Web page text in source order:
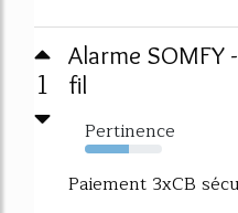
1
Alarme SOMFY
fil
Pertinence
57%
Paiement 3xCB